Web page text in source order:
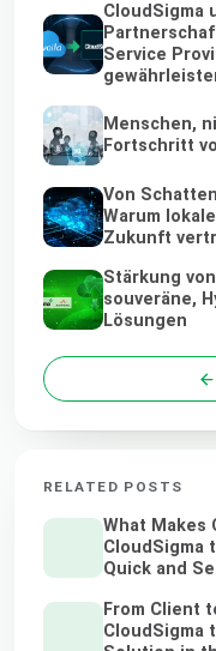
CloudSigma
Service
Menschen,
Fortschritt
Von
Warum
Zukunft
Stärkung
souveräne,
Lösungen
RELATED POSTS
What Makes
CloudSigma
Quick and
From Client
CloudSigma